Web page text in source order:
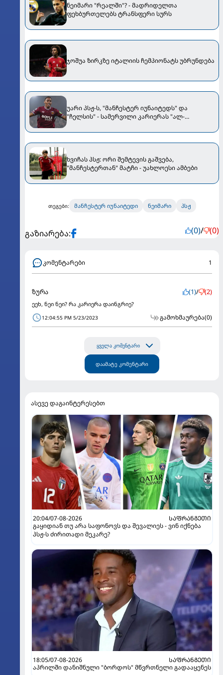
ნეიმარი "რეალში"? - მადრიდელთა
ფეხბურთელებს ტრანსფერი სურს
ჯოშუა ზირკზე იტალიის ჩემპიონატს უბრუნდება
უარი პსჟ-ს, "მანჩესტერ იუნაიტედს" და
"ჩელსის" - სამერვილი კარიერას "ალ-
ხვიჩას პსჟ: ორი შემტევის გაშვება,
"მანჩესტერთან" მატჩი - უახლოესი ამბები
თეგები: მანჩესტერ იუნაიტედი ნეიმარი პსჟ
გაზიარება: (0)/ (0)
კომენტარები 1
ზურა (1)/ (2)
ეეხ, ნეი ნეი? რა კარიერა დაინგრიე?
12:04:55 PM 5/23/2023 გამოხმაურება(0)
ყველა კომენტარი
დაამატე კომენტარი
ასევე დაგაინტერესებთ
20:04/07-08-2026
ᲡᲐᲤᲠᲐᲜᲒᲔᲗᲘ
გაყიდიან თუ არა საფონოვს და შევალიეს - ვინ იქნება
პსჟ-ს ძირითადი მეკარე?
18:05/07-08-2026
ᲡᲐᲤᲠᲐᲜᲒᲔᲗᲘ
აპრილში დანიშნული "ბორდოს" მწვრთნელი გადააყენეს